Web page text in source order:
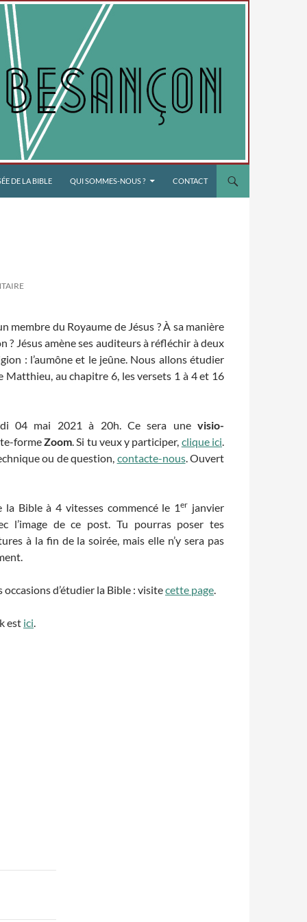
DE LA BIBLE QUI SOMMES-NOUS ? CONTACT
membre du Royaume de Jésus ? À sa manière
? Jésus amène ses auditeurs à réfléchir à deux
: l’aumône et le jeûne. Nous allons étudier
Matthieu, au chapitre 6, les versets 1 à 4 et 16
04 mai 2021 à 20h. Ce sera une visio-
formeZoom. Si tu veux y participer, clique ici.
ou de question, contacte-nous. Ouvert
la Bible à 4 vitesses commencé le 1er janvier
l’image de ce post. Tu pourras poser tes
à la fin de la soirée, mais elle n’y sera pas
occasions d’étudier la Bible : visitecette page.
est ici.